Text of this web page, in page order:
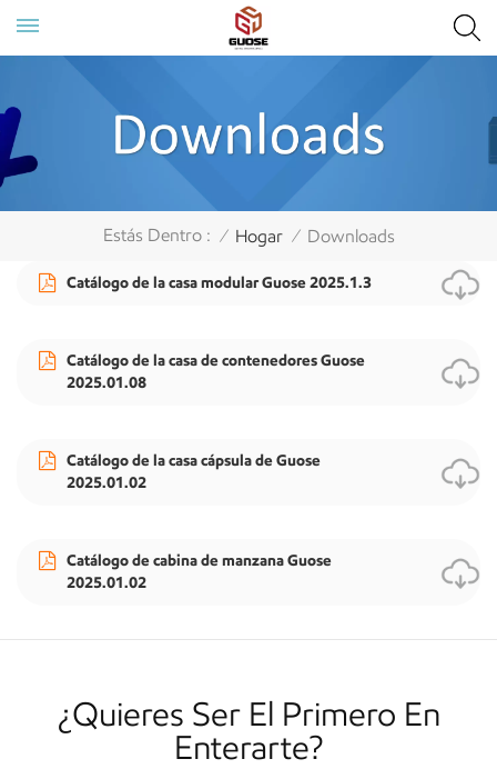
Estás Dentro : / Hogar / Downloads
Catálogo de la casa modular Guose 2025.1.3
Catálogo de la casa de contenedores Guose
2025.01.08
Catálogo de la casa cápsula de Guose
2025.01.02
Catálogo de cabina de manzana Guose
2025.01.02
¿Quieres Ser El Primero En
Enterarte?